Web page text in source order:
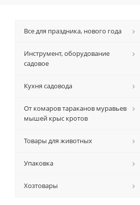
Все для праздника, нового года
Инструмент, оборудование
садовое
Кухня садовода
От комаров тараканов муравьев
мышей крыс кротов
Товары для животных
Упаковка
Хозтовары